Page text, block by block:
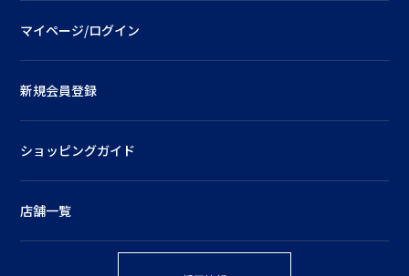
マイページ/ログイン
新規会員登録
ショッピングガイド
店舗一覧